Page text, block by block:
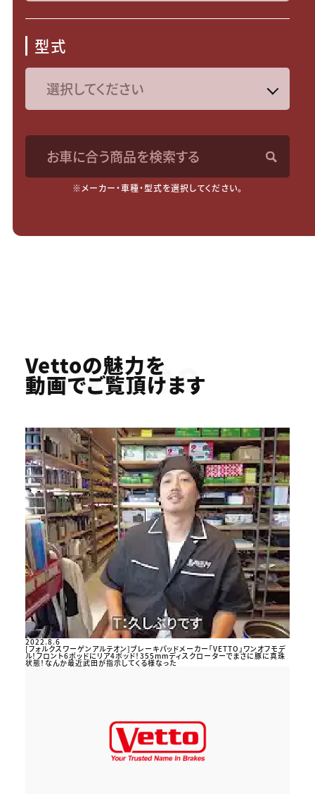
型式
お車に合う商品を検索する
※メーカー・車種・型式を選択してください。
Youtube
Vettoの魅力を
動画でご覧頂けます
2022.8.6
[フォルクスワーゲンアルテオン]ブレーキパッドメーカー「VETTO」ワンオフモデ
ル！フロント6ポッドにリア4ポッド！355mmディスクローターでまさに豚に真珠
状態！なんか最近武田が指示してくる様なった